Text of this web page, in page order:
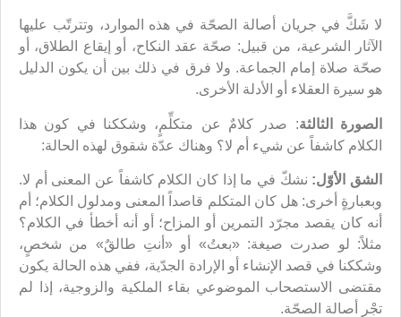
لا شَكَّ في جريان أصالة الصحّة في هذه الموارد، وتترتّب عليها
الآثار الشرعية، من قبيل: صحّة عقد النكاح، أو إيقاع الطلاق، أو
صحّة صلاة إمام الجماعة. ولا فرق في ذلك بين أن يكون الدليل
هو سيرة العقلاء أو الأدلة الأخرى.
الصورة الثالثة: صدر كلامٌ عن متكلِّمٍ، وشككنا في كون هذا
الكلام كاشفاً عن شيء أم لا؟ وهناك عدّة شقوق لهذه الحالة:
الشق الأوّل: نشكّ في ما إذا كان الكلام كاشفاً عن المعنى أم لا.
وبعبارةٍ أخرى: هل كان المتكلم قاصداً المعنى ومدلول الكلام؛ أم
أنه كان يقصد مجرّد التمرين أو المزاح؛ أو أنه أخطأ في الكلام؟
مثلاً: لو صدرت صيغة: «بعتُ» أو «أنتِ طالقٌ» من شخصٍ،
وشككنا في قصد الإنشاء أو الإرادة الجدّية، ففي هذه الحالة يكون
مقتضى الاستصحاب الموضوعي بقاء الملكية والزوجية، إذا لم
تجْرِ أصالة الصحّة.